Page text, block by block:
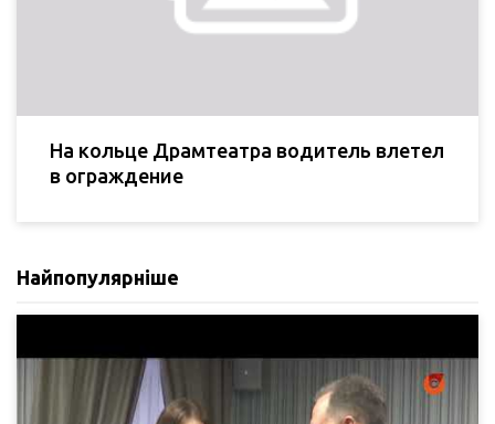
На кольце Драмтеатра водитель влетел
в ограждение
Найпопулярніше